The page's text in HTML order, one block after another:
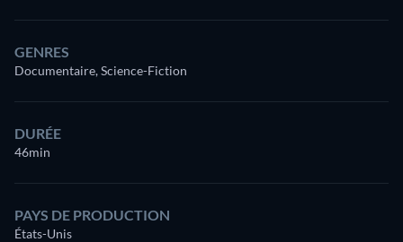
GENRES
Documentaire, Science-Fiction
DURÉE
46min
PAYS DE PRODUCTION
États-Unis